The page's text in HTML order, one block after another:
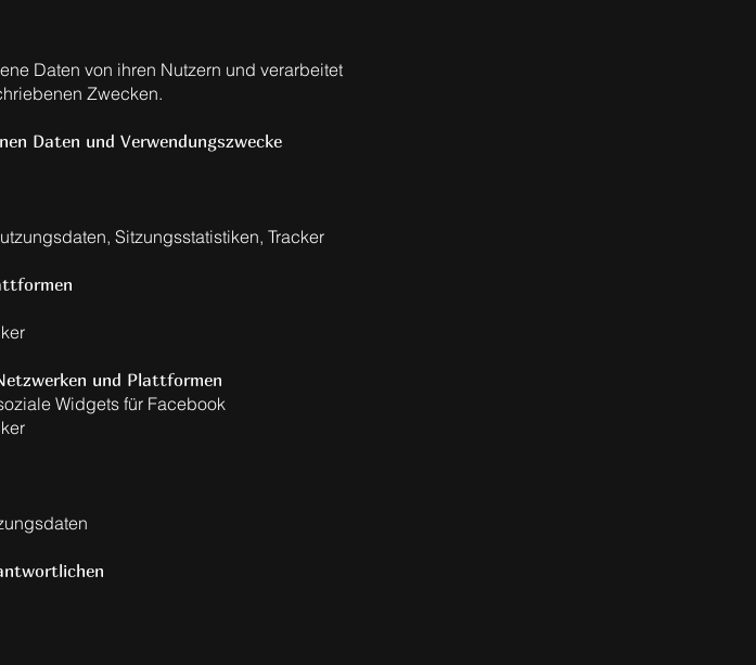
Daten von ihren Nutzern und verarbeitet
Zwecken.
Daten und Verwendungszwecke
Sitzungsstatistiken, Tracker
und Plattformen
Widgets für Facebook